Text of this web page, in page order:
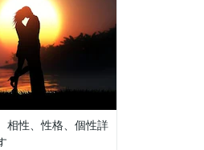
相性、性格、個性詳